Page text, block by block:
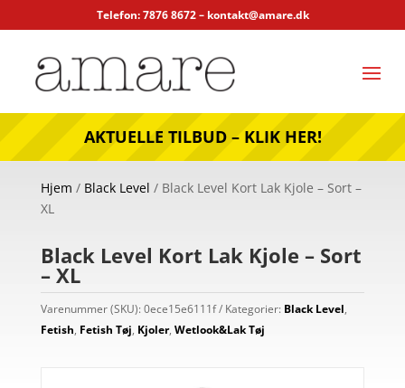
Telefon: 7876 8672 – kontakt@amare.dk
AKTUELLE TILBUD – KLIK HER!
Hjem / Black Level / Black Level Kort Lak Kjole – Sort –
XL
Black Level Kort Lak Kjole – Sort
– XL
Varenummer (SKU): 0ece15e6111f Kategorier: Black Level,
Fetish, Fetish Tøj, Kjoler, Wetlook&Lak Tøj